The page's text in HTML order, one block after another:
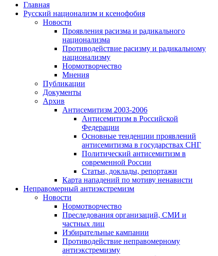
Главная
Русский национализм и ксенофобия
Новости
Проявления расизма и радикального
национализма
Противодействие расизму и радикальному
национализму
Нормотворчество
Мнения
Публикации
Документы
Архив
Антисемитизм 2003-2006
Антисемитизм в Российской
Федерации
Основные тенденции проявлений
антисемитизма в государствах СНГ
Политический антисемитизм в
современной России
Статьи, доклады, репортажи
Карта нападений по мотиву ненависти
Неправомерный антиэкстремизм
Новости
Нормотворчество
Преследования организаций, СМИ и
частных лиц
Избирательные кампании
Противодействие неправомерному
антиэкстремизму